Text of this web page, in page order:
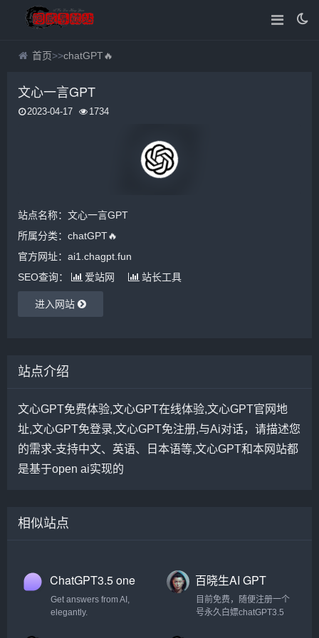
首页>>chatGPT🔥
文心一言GPT
2023-04-17 1734
站点名称：文心一言GPT
所属分类： chatGPT🔥
官方网址：ai1.chagpt.fun
SEO查询：
爱站网 站长工具
进入网站
站点介绍
文心GPT免费体验,文心GPT在线体验,文心GPT官网地
址,文心GPT免登录,文心GPT免注册,与Ai对话，请描述您
的需求-支持中文、英语、日本语等,文心GPT和本网站都
是基于open ai实现的
相似站点
ChatGPT3.5 one
Get answers from AI,
elegantly.
百晓生AI GPT
目前免费，随便注册一个
号永久白嫖chatGPT3.5